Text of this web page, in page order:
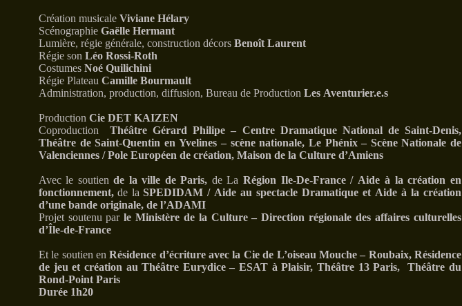
Création musicale Viviane Hélary
Scénographie Gaëlle Hermant
Lumière, régie générale, construction décors Benoît Laurent
Régie son Léo Rossi-Roth
Costumes Noé Quilichini
Régie Plateau Camille Bourmault
Administration, production, diffusion, Bureau de Production Les Aventurier.e.s
Production Cie DET KAIZEN
Coproduction Théâtre Gérard Philipe – Centre Dramatique National de Saint-Denis,
Théâtre de Saint-Quentin en Yvelines – scène nationale, Le Phénix – Scène Nationale de
Valenciennes / Pole Européen de création, Maison de la Culture d’Amiens
Avec le soutien de la ville de Paris, de La Région Ile-De-France / Aide à la création en
fonctionnement, de la SPEDIDAM / Aide au spectacle Dramatique et Aide à la création
d’une bande originale, de l’ADAMI
Projet soutenu parle Ministère de la Culture – Direction régionale des affaires culturelles
d’Île-de-France
Et le soutien en Résidence d’écriture avec la Cie de L’oiseau Mouche – Roubaix, Résidence
de jeu et création au Théâtre Eurydice – ESAT à Plaisir, Théâtre 13 Paris, Théâtre du
Rond-Point Paris
Durée 1h20